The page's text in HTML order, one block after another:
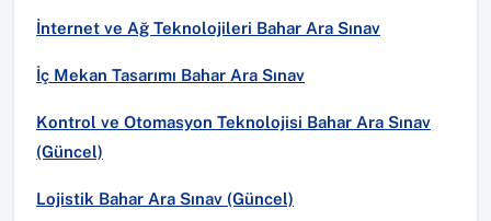
İnternet ve Ağ Teknolojileri Bahar Ara Sınav
İç Mekan Tasarımı Bahar Ara Sınav
Kontrol ve Otomasyon Teknolojisi Bahar Ara Sınav
(Güncel)
Lojistik Bahar Ara Sınav (Güncel)